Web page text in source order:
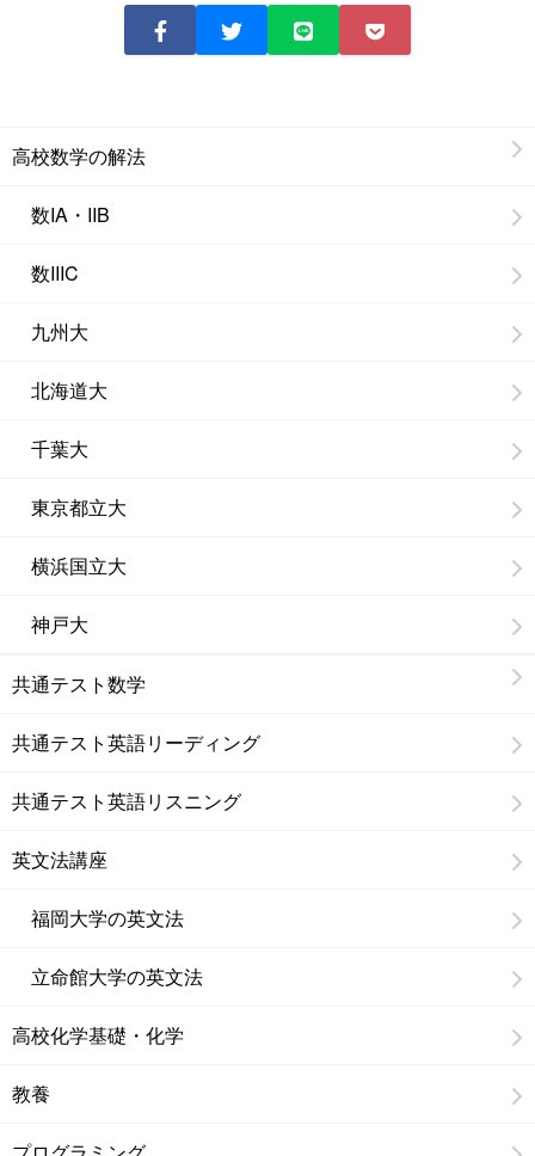
高校数学の解法
数IA・IIB
数IIIC
九州大
北海道大
千葉大
東京都立大
横浜国立大
神戸大
共通テスト数学
共通テスト英語リーディング
共通テスト英語リスニング
英文法講座
福岡大学の英文法
立命館大学の英文法
高校化学基礎・化学
教養